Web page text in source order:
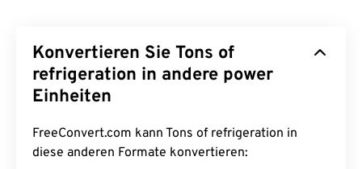
Konvertieren Sie Tons of
refrigeration in andere power
Einheiten
FreeConvert.com kann Tons of refrigeration in
diese anderen Formate konvertieren: